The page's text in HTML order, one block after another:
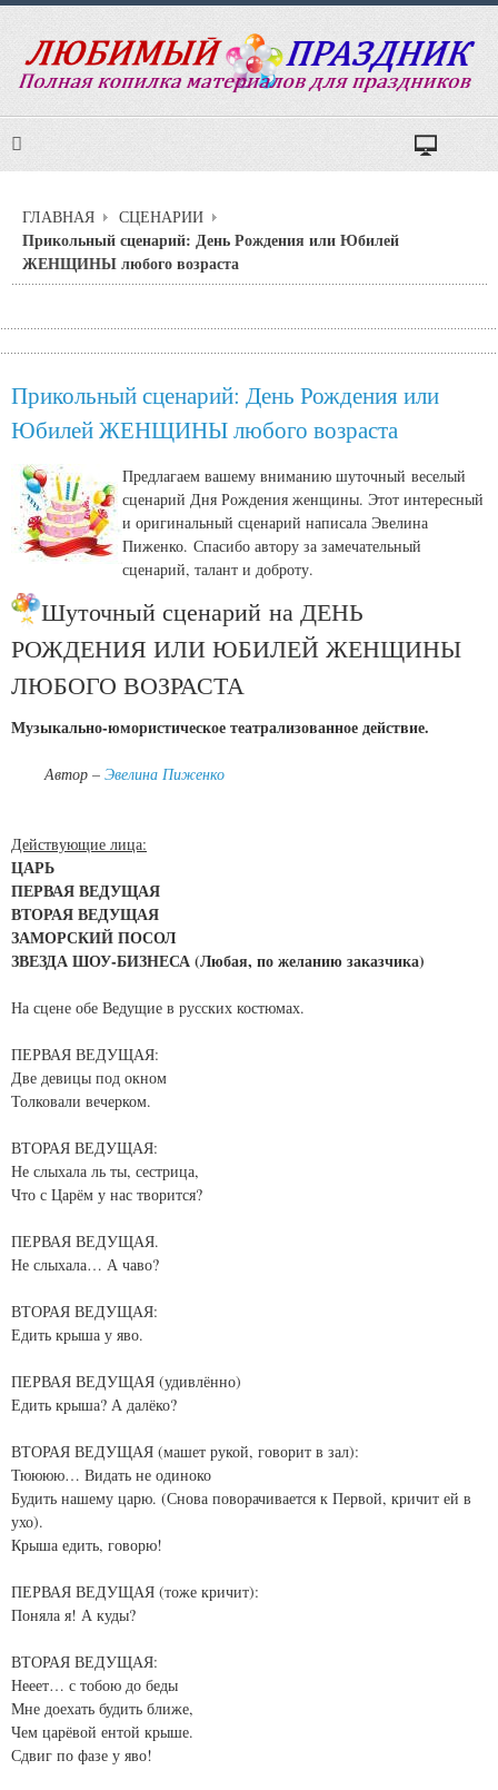
ГЛАВНАЯ СЦЕНАРИИ
Прикольный сценарий: День Рождения или Юбилей
ЖЕНЩИНЫ любого возраста
Прикольный сценарий: День Рождения или
Юбилей ЖЕНЩИНЫ любого возраста
Предлагаем вашему вниманию шуточный веселый
сценарий Дня Рождения женщины. Этот интересный
и оригинальный сценарий написала Эвелина
Пиженко. Спасибо автору за замечательный
сценарий, талант и доброту.
Шуточный сценарий на ДЕНЬ
РОЖДЕНИЯ ИЛИ ЮБИЛЕЙ ЖЕНЩИНЫ
ЛЮБОГО ВОЗРАСТА
Музыкально-юмористическое театрализованное действие.
Автор – Эвелина Пиженко
Действующие лица:
ЦАРЬ
ПЕРВАЯ ВЕДУЩАЯ
ВТОРАЯ ВЕДУЩАЯ
ЗАМОРСКИЙ ПОСОЛ
ЗВЕЗДА ШОУ-БИЗНЕСА (Любая, по желанию заказчика)
На сцене обе Ведущие в русских костюмах.
ПЕРВАЯ ВЕДУЩАЯ:
Две девицы под окном
Толковали вечерком.
ВТОРАЯ ВЕДУЩАЯ:
Не слыхала ль ты, сестрица,
Что с Царём у нас творится?
ПЕРВАЯ ВЕДУЩАЯ.
Не слыхала… А чаво?
ВТОРАЯ ВЕДУЩАЯ:
Едить крыша у яво.
ПЕРВАЯ ВЕДУЩАЯ (удивлённо)
Едить крыша? А далёко?
ВТОРАЯ ВЕДУЩАЯ (машет рукой, говорит в зал):
Тюююю… Видать не одиноко
Будить нашему царю. (Снова поворачивается к Первой, кричит ей в
ухо).
Крыша едить, говорю!
ПЕРВАЯ ВЕДУЩАЯ (тоже кричит):
Поняла я! А куды?
ВТОРАЯ ВЕДУЩАЯ:
Нееет… с тобою до беды
Мне доехать будить ближе,
Чем царёвой ентой крыше.
Сдвиг по фазе у яво!